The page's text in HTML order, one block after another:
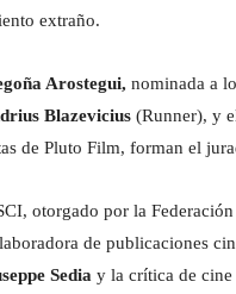
extraño.
Arostegui, nominada a
Blazevicius (Runner), y
de Pluto Film, forman el
otorgado por la
de publicaciones
Sedia y la crítica de